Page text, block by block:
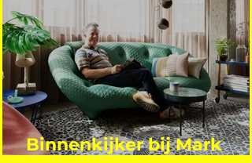
Binnenkijker bij Mark